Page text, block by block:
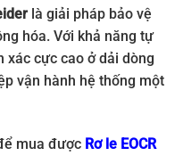
là giải pháp bảo vệ
hóa. Với khả năng tự
xác cực cao ở dải dòng
vận hành hệ thống một
mua được Rơ le EOCR